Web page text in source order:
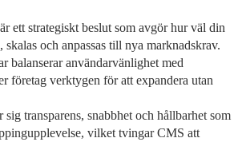
ett strategiskt beslut som avgör hur väl din
och anpassas till nya marknadskrav.
balanserar användarvänlighet med
företag verktygen för att expandera utan
transparens, snabbhet och hållbarhet som
vilket tvingar CMS att